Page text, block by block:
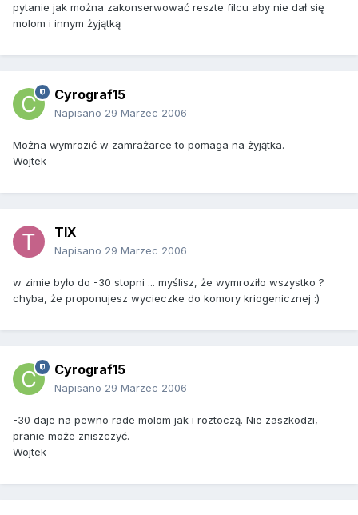
pytanie jak można zakonserwować reszte filcu aby nie dał się
molom i innym żyjątką
Cyrograf15
Napisano 29 Marzec 2006
Można wymrozić w zamrażarce to pomaga na żyjątka.
Wojtek
TIX
Napisano 29 Marzec 2006
w zimie było do -30 stopni ... myślisz, że wymroziło wszystko ?
chyba, że proponujesz wycieczke do komory kriogenicznej :)
Cyrograf15
Napisano 29 Marzec 2006
-30 daje na pewno rade molom jak i roztoczą. Nie zaszkodzi,
pranie może zniszczyć.
Wojtek